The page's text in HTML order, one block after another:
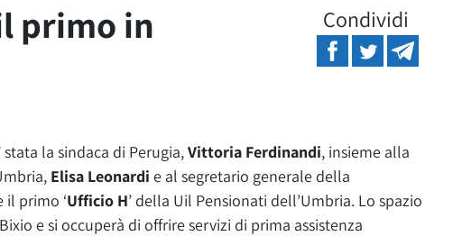
primo in
Condividi
la sindaca di Perugia,Vittoria Ferdinandi, insieme alla
Elisa Leonardi e al segretario generale della
il primo ‘Ufficio H’ della Uil Pensionati dell’Umbria. Lo spazio
e si occuperà di offrire servizi di prima assistenza